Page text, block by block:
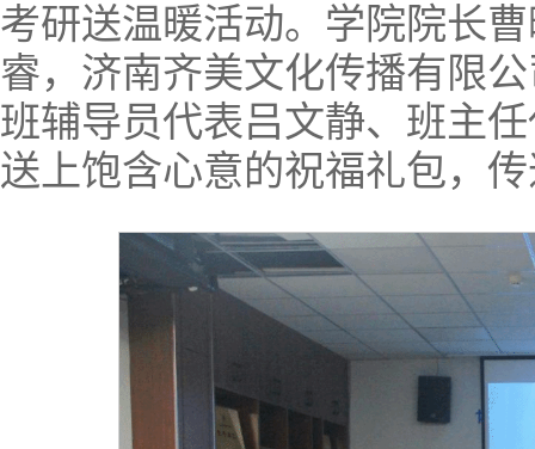
考研送温暖活动。学院院长
睿，济南齐美文化传播有限
班辅导员代表吕文静、班主
送上饱含心意的祝福礼包，